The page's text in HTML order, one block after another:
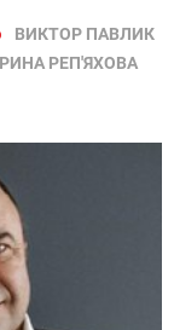
ВИКТОР ПАВЛИК
РЕП'ЯХОВА